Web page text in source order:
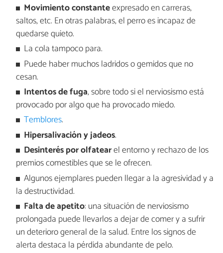
Movimiento constanteexpresado en carreras,
saltos, etc. En otras palabras, el perro es incapaz de
quedarse quieto.
La cola tampoco para.
Puede haber muchos ladridos o gemidos que no
cesan.
Intentos de fuga, sobre todo si el nerviosismo está
provocado por algo que ha provocado miedo.
Temblores.
Hipersalivación y jadeos.
Desinterés por olfatearel entorno y rechazo de los
premios comestibles que se le ofrecen.
Algunos ejemplares pueden llegar a la agresividad y a
la destructividad.
Falta de apetito: una situación de nerviosismo
prolongada puede llevarlos a dejar de comer y a sufrir
un deterioro general de la salud. Entre los signos de
alerta destaca la pérdida abundante de pelo.